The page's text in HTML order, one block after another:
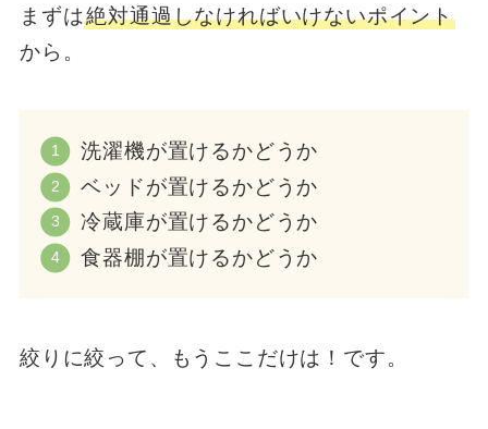
まずは絶対通過しなければいけないポイント
から。
洗濯機が置けるかどうか
ベッドが置けるかどうか
冷蔵庫が置けるかどうか
食器棚が置けるかどうか
絞りに絞って、もうここだけは！です。